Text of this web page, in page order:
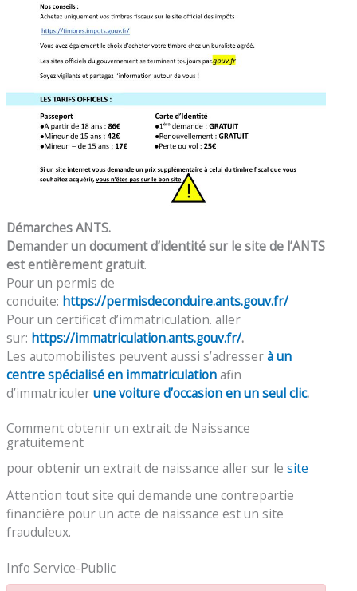
Démarches ANTS.
Demander un document d’identité sur le site de l’ANTS
est entièrement gratuit.
Pour un permis de
conduite: https://permisdeconduire.ants.gouv.fr/
Pour un certificat d’immatriculation. aller
sur: https://immatriculation.ants.gouv.fr/.
Les automobilistes peuvent aussi s’adresserà un
centre spécialisé en immatriculationafin
d’immatriculerune voiture d’occasion en un seul clic.
Comment obtenir un extrait de Naissance
gratuitement
pour obtenir un extrait de naissance aller sur le site
Attention tout site qui demande une contrepartie
financière pour un acte de naissance est un site
frauduleux.
Info Service-Public